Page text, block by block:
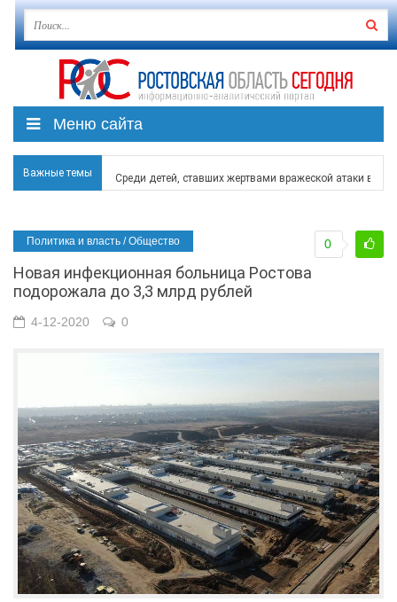
Меню сайта
Важные темы Среди детей, ставших жертвами вражеской атаки в
В Гуково пострадала женщина, повреждены дома в в
В Чеховской библиотеке Таганрога открылась
В Ростове задержан подозреваемый в ночном
Политика и власть / Общество
Новая инфекционная больница Ростова
подорожала до 3,3 млрд рублей
0
4-12-2020 0